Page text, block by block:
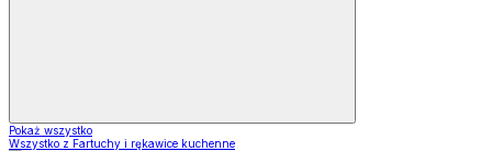
Pokaż wszystko
Wszystko z Fartuchy i rękawice kuchenne